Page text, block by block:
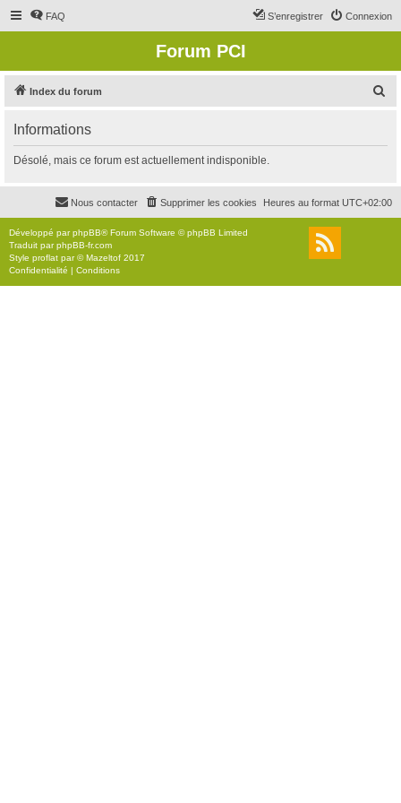
FAQ Connexion
S’enregistrer
Forum PCI
Index du forum
r
c
r
Informations
Désolé, mais ce forum est actuellement indisponible.
Heures au format UTC+02:00
Supprimer les cookies
Nous contacter
Développé parphpBB® Forum Software © phpBB Limited
Traduit parphpBB-fr.com
Style proflat par ©Mazeltof 2017
Confidentialité | Conditions